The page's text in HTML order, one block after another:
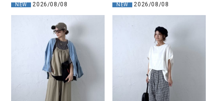
NEW 2026/08/08 NEW 2026/08/08